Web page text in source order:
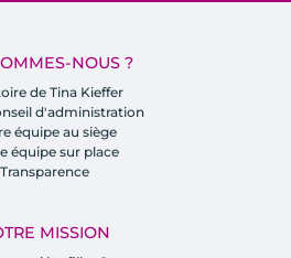
NOUS ?
de Tina Kieffer
d'administration
équipe au siège
équipe sur place
Transparence
MISSION